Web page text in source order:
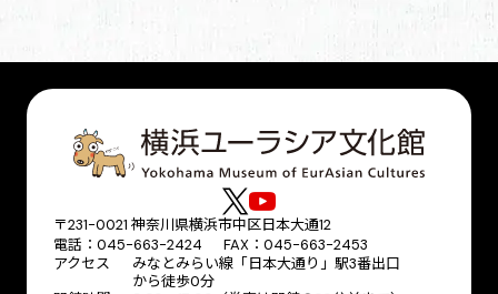
〒231-0021 神奈川県横浜市中区日本大通12
電話：045-663-2424 FAX：045-663-2453
アクセス
みなとみらい線「日本大通り」駅3番出口
から徒歩0分